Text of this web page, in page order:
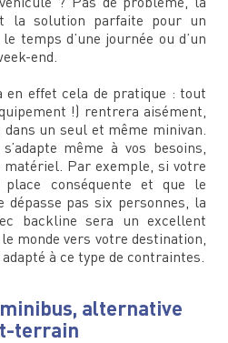
la solution parfaite pour un
temps d’une journée ou d’un
end.
en effet cela de pratique : tout
!) rentrera aisément,
un seul et même minivan.
même à vos besoins,
Par exemple, si votre
conséquente et que le
dépasse pas six personnes, la
backline sera un excellent
monde vers votre destination,
à ce type de contraintes.
alternative
terrain